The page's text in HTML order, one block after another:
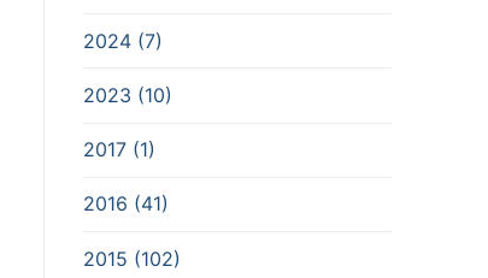
2024 (7)
2023 (10)
2017 (1)
2016 (41)
2015 (102)